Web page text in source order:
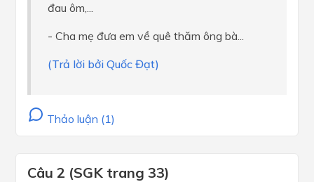
đau ôm,...
- Cha mẹ đưa em về quê thăm ông bà...
(Trả lời bởi Quốc Đạt)
Thảo luận (1)
Câu 2 (SGK trang 33)